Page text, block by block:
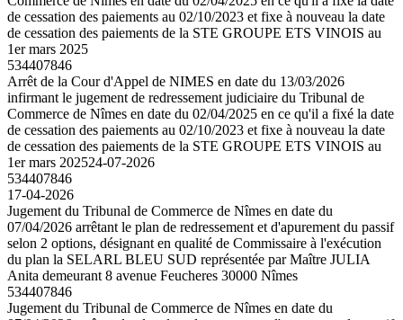
de cessation des paiements au 02/10/2023 et fixe à nouveau la date
de cessation des paiements de la STE GROUPE ETS VINOIS au
1er mars 2025
534407846
Arrêt de la Cour d'Appel de NIMES en date du 13/03/2026
infirmant le jugement de redressement judiciaire du Tribunal de
Commerce de Nîmes en date du 02/04/2025 en ce qu'il a fixé la date
de cessation des paiements au 02/10/2023 et fixe à nouveau la date
de cessation des paiements de la STE GROUPE ETS VINOIS au
1er mars 202524-07-2026
534407846
17-04-2026
Jugement du Tribunal de Commerce de Nîmes en date du
07/04/2026 arrêtant le plan de redressement et d'apurement du passif
selon 2 options, désignant en qualité de Commissaire à l'exécution
du plan la SELARL BLEU SUD représentée par Maître JULIA
Anita demeurant 8 avenue Feucheres 30000 Nîmes
534407846
Jugement du Tribunal de Commerce de Nîmes en date du